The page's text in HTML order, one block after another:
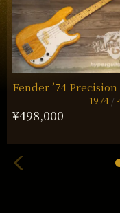
Fender ’74 Precision
1974
¥498,000